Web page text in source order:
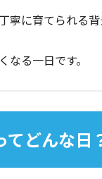
寧に育てられる
る一日です。
どんな日